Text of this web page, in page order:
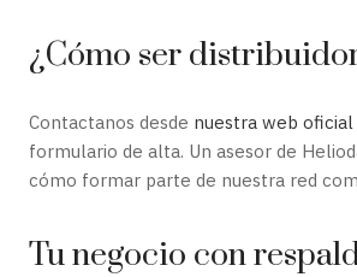
¿Cómo ser
Contactanos desde nuestra web oficial
formulario de alta. Un asesor de
cómo formar parte de nuestra red
Tu negocio con